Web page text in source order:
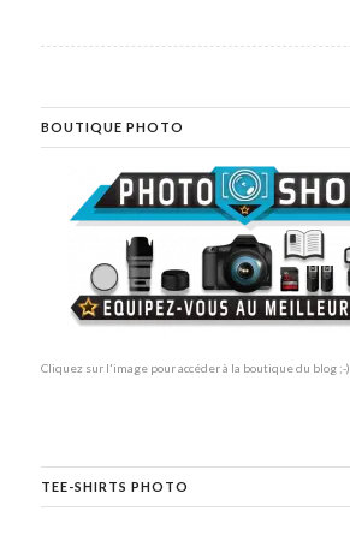
BOUTIQUE PHOTO
Cliquez sur l'image pour accéder à la boutique du blog ;-)
TEE-SHIRTS PHOTO